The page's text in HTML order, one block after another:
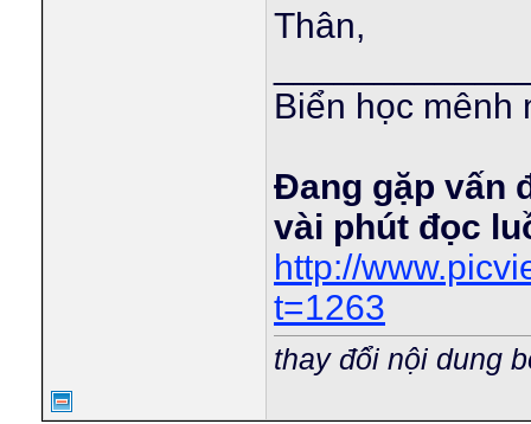
Thân,
Biển học mênh
Đang gặp vấn
vài phút đọc
http://
t=1263
thay đổi nội dung